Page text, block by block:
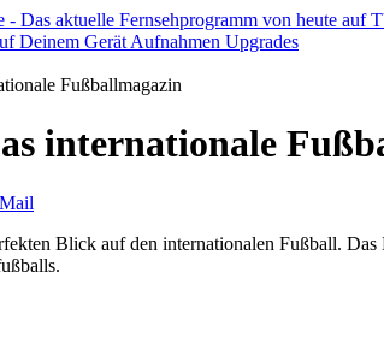
Deinem Gerät Aufnahmen Upgrades
internationale
Blick auf den internationalen Fußball.